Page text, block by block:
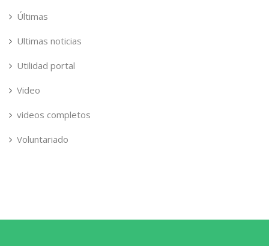
Últimas
Ultimas noticias
Utilidad portal
Video
videos completos
Voluntariado